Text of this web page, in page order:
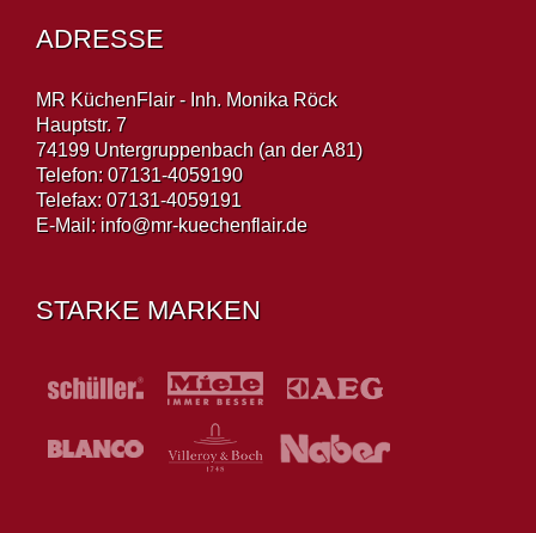
ADRESSE
MR KüchenFlair - Inh. Monika Röck
Hauptstr. 7
74199 Untergruppenbach (an der A81)
Telefon: 07131-4059190
Telefax: 07131-4059191
E-Mail: info@mr-kuechenflair.de
STARKE MARKEN